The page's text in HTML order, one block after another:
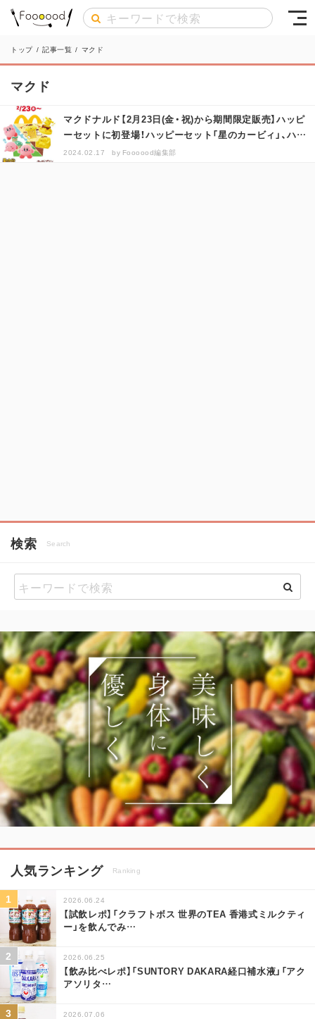
トップ / 記事一覧 / マクド
マクド
マクドナルド【2月23日(金・祝)から期間限定販売】ハッピ
ーセットに初登場！ハッピーセット「星のカービィ」、ハッ
ピーセット「ポムポ…
2024.02.17 by Foooood編集部
検索 Search
人気ランキング Ranking
2026.06.24
【試飲レポ】「クラフトボス 世界のTEA 香港式ミルクティ
ー」を飲んでみ…
2026.06.25
【飲み比べレポ】「SUNTORY DAKARA経口補水液」「アク
アソリタ…
2026.07.06